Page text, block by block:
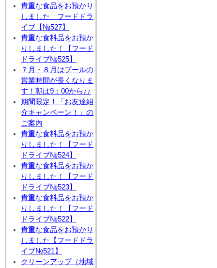
貴重な食品をお預かり
しました フードドラ
イブ【№527】
貴重な食料品をお預か
りしました！【フード
ドライブ№525】
７月・８月はプールの
営業時間が長くなりま
す！朝は9：00から♪♪
期間限定！「お友達紹
介キャンペーン！」の
ご案内
貴重な食料品をお預か
りしました！【フード
ドライブ№524】
貴重な食料品をお預か
りしました！【フード
ドライブ№523】
貴重な食料品をお預か
りしました！【フード
ドライブ№522】
貴重な食品をお預かり
しました【フードドラ
イブ№521】
クリーンアップ（地域